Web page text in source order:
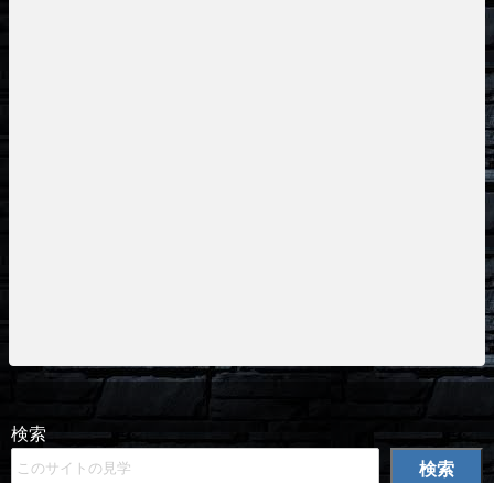
検索
検索